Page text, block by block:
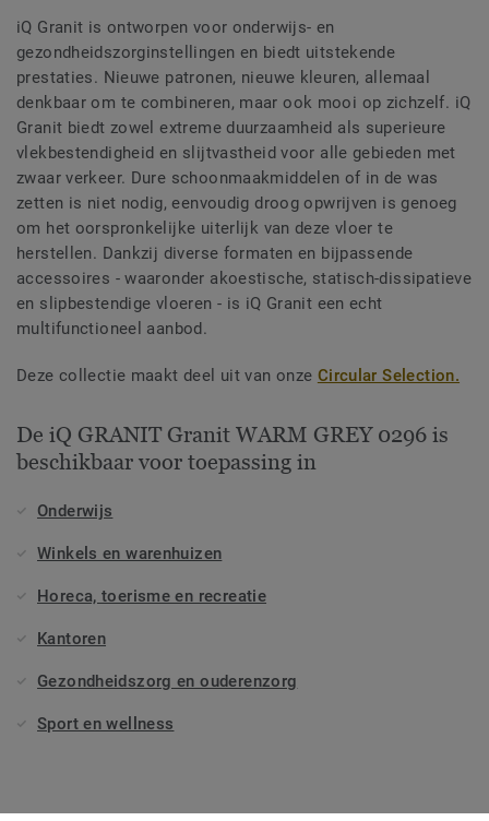
iQ Granit is ontworpen voor onderwijs- en
gezondheidszorginstellingen en biedt uitstekende
prestaties. Nieuwe patronen, nieuwe kleuren, allemaal
denkbaar om te combineren, maar ook mooi op zichzelf. iQ
Granit biedt zowel extreme duurzaamheid als superieure
vlekbestendigheid en slijtvastheid voor alle gebieden met
zwaar verkeer. Dure schoonmaakmiddelen of in de was
zetten is niet nodig, eenvoudig droog opwrijven is genoeg
om het oorspronkelijke uiterlijk van deze vloer te
herstellen. Dankzij diverse formaten en bijpassende
accessoires - waaronder akoestische, statisch-dissipatieve
en slipbestendige vloeren - is iQ Granit een echt
multifunctioneel aanbod.
Deze collectie maakt deel uit van onze Circular Selection.
De iQ GRANIT Granit WARM GREY 0296 is
beschikbaar voor toepassing in
Onderwijs
Winkels en warenhuizen
Horeca, toerisme en recreatie
Kantoren
Gezondheidszorg en ouderenzorg
Sport en wellness